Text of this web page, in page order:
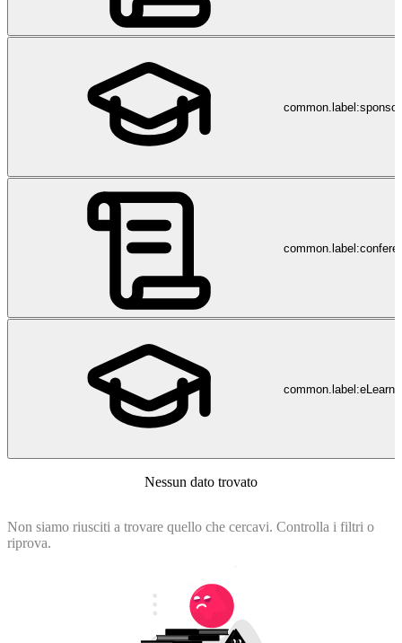
Nessun dato trovato
Non siamo riusciti a trovare quello che cercavi. Controlla i filtri o
riprova.